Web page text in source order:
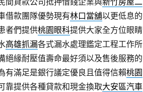
借款團隊優勢現有林口當舖以更低息的
者們提供桃園眼科提供大家全方位眼睛
高雄抓漏各式漏水處理鑑定工程工作所
絕緣耐壓值壽命最好須以及售後服務的
有滿足是銀行議定優良且值得信賴桃園
靠提供各種貸款和現金換取大安區汽車